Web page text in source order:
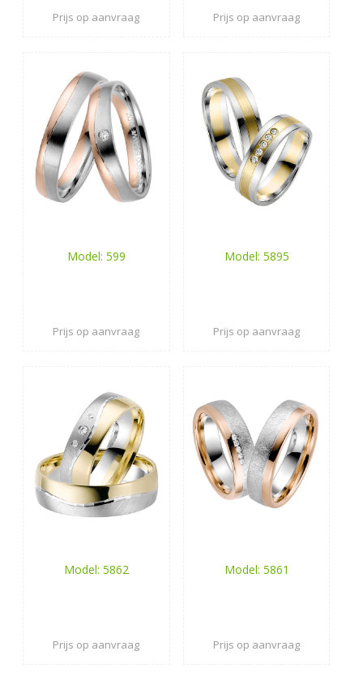
Prijs op aanvraag Prijs op aanvraag
Model: 599
Prijs op aanvraag
Model: 5895
Prijs op aanvraag
Model: 5862
Prijs op aanvraag
Model: 5861
Prijs op aanvraag